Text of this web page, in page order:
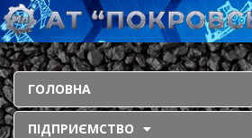
ГОЛОВНА
ПІДПРИЄМСТВО